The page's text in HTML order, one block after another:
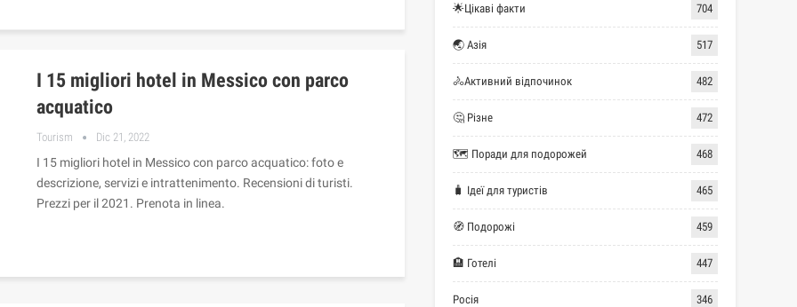
I 15 migliori hotel in Messico con parco
acquatico
Tourism Dic 21, 2022
I 15 migliori hotel in Messico con parco acquatico: foto e
descrizione, servizi e intrattenimento. Recensioni di turisti.
Prezzi per il 2021. Prenota in linea.
🌟Цікаві факти 704
🌏 Азія 517
🚴Активний відпочинок 482
🤔 Різне 472
🗺 Поради для подорожей 468
🧳 Ідеї для туристів 465
🧭 Подорожі 459
🏨 Готелі 447
Росія 346